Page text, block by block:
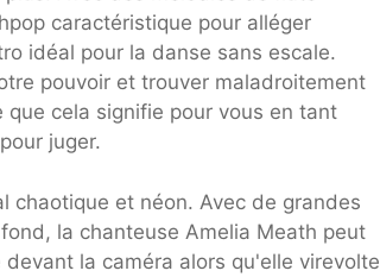
caractéristique pour alléger
idéal pour la danse sans escale.
pouvoir et trouver maladroitement
cela signifie pour vous en tant
juger.
chaotique et néon. Avec de grandes
la chanteuse Amelia Meath peut
la caméra alors qu'elle virevolte